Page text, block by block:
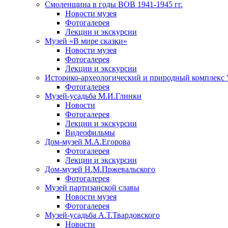
Смоленщина в годы ВОВ 1941-1945 гг.
Новости музея
Фотогалерея
Лекции и экскурсии
Музей «В мире сказки»
Новости музея
Фотогалерея
Лекции и экскурсии
Историко-археологический и природный комплекс
Фотогалерея
Музей-усадьба М.И.Глинки
Новости
Фотогалерея
Лекции и экскурсии
Видеофильмы
Дом-музей М.А.Егорова
Фотогалерея
Лекции и экскурсии
Дом-музей Н.М.Пржевальского
Фотогалерея
Музей партизанской славы
Новости музея
Фотогалерея
Музей-усадьба А.Т.Твардовского
Новости